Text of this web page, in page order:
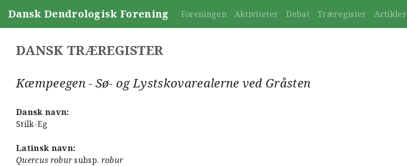
Dansk Dendrologisk Forening Foreningen Aktiviteter Debat Træregister Artikler
DANSK TRÆREGISTER
Kæmpeegen - Sø- og Lystskovarealerne ved Gråsten
Dansk navn:
Stilk-Eg
Latinsk navn:
Quercus robursubsp. robur